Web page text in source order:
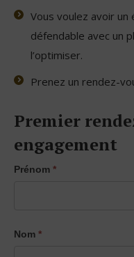
Vous voulez avoir
défendable avec un
l’optimiser.
Prenez un rendez-
Premier
engagement
Landing
Prénom *
Nom *